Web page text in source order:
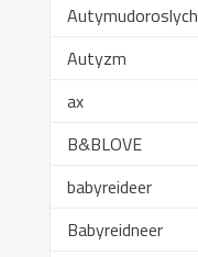
Autymudoroslych
Autyzm
ax
B&BLOVE
babyreideer
Babyreidneer